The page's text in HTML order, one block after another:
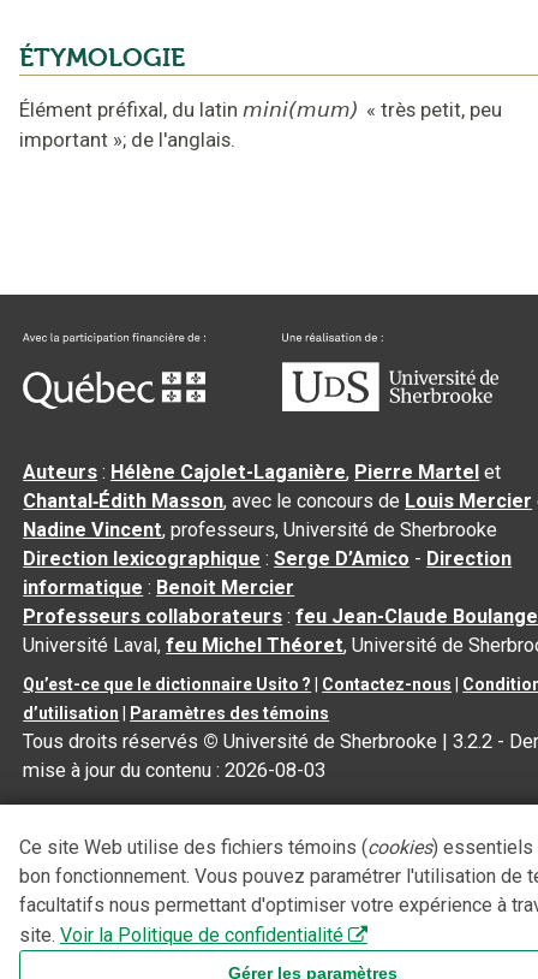
ÉTYMOLOGIE
Élément préfixal, du latin mini(mum) « très petit, peu
important »; de l'anglais.
Auteurs : Hélène Cajolet-Laganière, Pierre Martel et
Chantal‑Édith Masson, avec le concours de Louis Mercier
Nadine Vincent, professeurs, Université de Sherbrooke
Direction lexicographique :Serge D’Amico - Direction
informatique : Benoit Mercier
Professeurs collaborateurs :feu Jean-Claude
Université Laval,feu Michel Théoret, Université de
Qu’est-ce que le dictionnaire Usito ? Contactez-nous
d’utilisation
Paramètres des témoins
Tous droits réservés © Université de Sherbrooke |3.2.2 -
mise à jour du contenu :2026-08-03
Ce site Web utilise des fichiers témoins (cookies) essentiels
bon fonctionnement. Vous pouvez paramétrer l'utilisation de
facultatifs nous permettant d'optimiser votre expérience à
site. Voir la Politique de confidentialité
Gérer les paramètres